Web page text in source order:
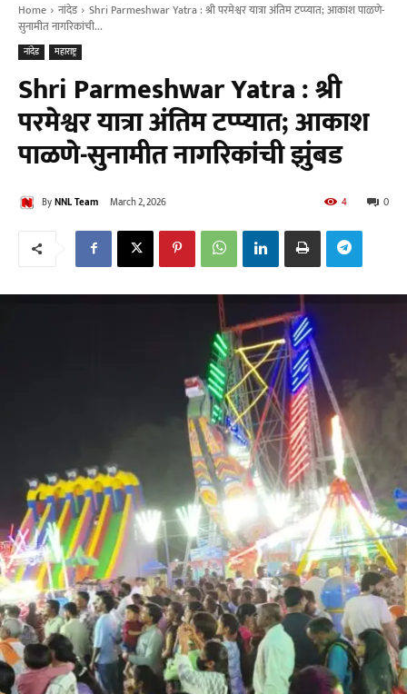
Home नांदेड
Shri Parmeshwar Yatra : श्री परमेश्वर यात्रा अंतिम टप्प्यात; आकाश पाळणे-
सुनामीत नागरिकांची...
नांदेड महाराष्ट्र
Shri Parmeshwar Yatra : श्री
परमेश्वर यात्रा अंतिम टप्प्यात; आकाश
पाळणे-सुनामीत नागरिकांची झुंबड
ByNNL Team March 2, 2026 0
4